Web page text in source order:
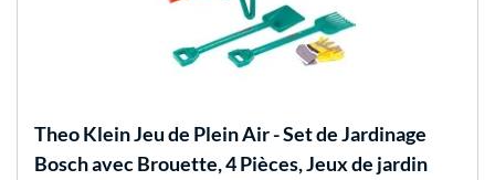
Theo KleinJeu de Plein Air - Set de Jardinage
Bosch avec Brouette, 4 Pièces, Jeux de jardin